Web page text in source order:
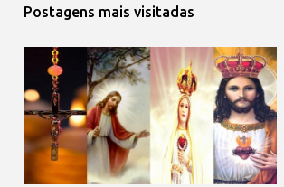
Postagens mais visitadas